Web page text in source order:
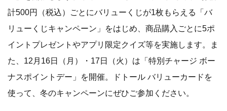
計500円（税込）ごとにバリューくじが1枚もらえる「バ
リューくじキャンペーン」をはじめ、商品購入ごとに5ポ
イントプレゼントやアプリ限定クイズ等を実施します。ま
た、12月16日（月）・17日（火）は「特別チャージ ボー
ナスポイントデー」を開催。ドトール バリューカードを
使って、冬のキャンペーンにぜひご参加ください。